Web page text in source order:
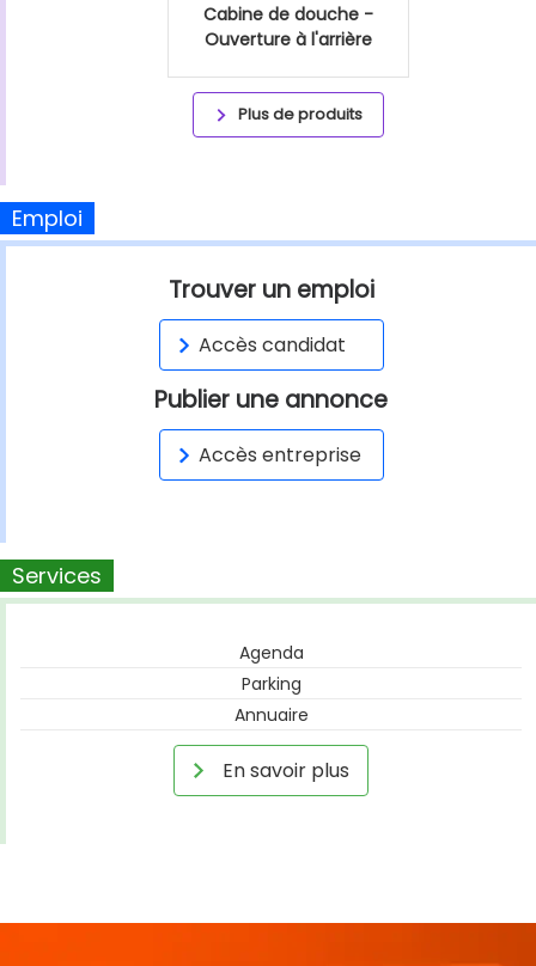
Cabine de douche -
Ouverture à l'arrière
Plus de produits
Emploi
Trouver un emploi
Accès candidat
Publier une annonce
Accès entreprise
Services
Agenda
Parking
Annuaire
En savoir plus